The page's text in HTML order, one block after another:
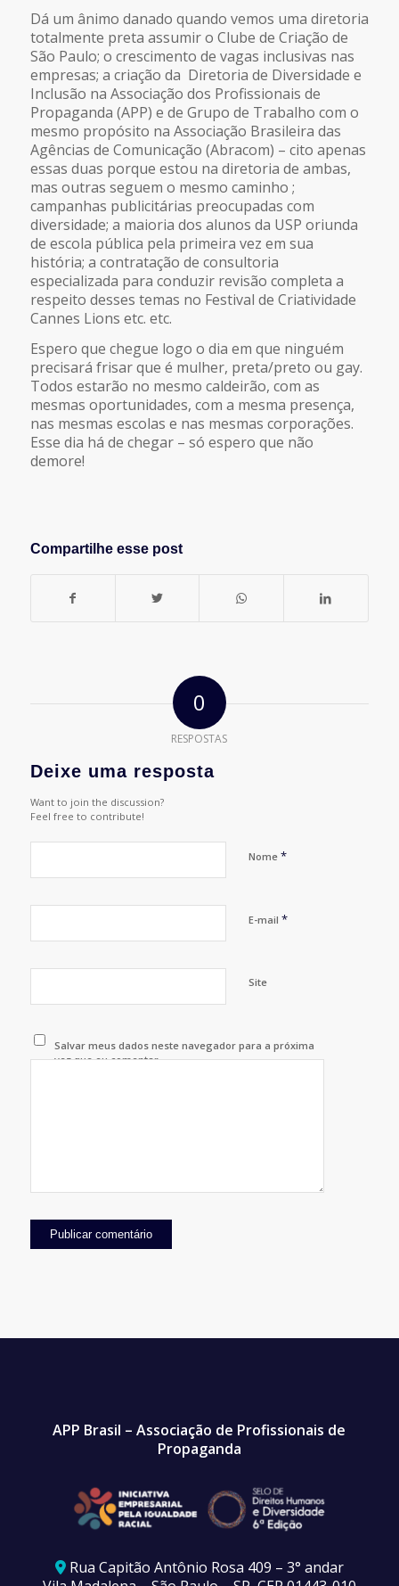
Dá um ânimo danado quando vemos uma diretoria
totalmente preta assumir o Clube de Criação de
São Paulo; o crescimento de vagas inclusivas nas
empresas; a criação da Diretoria de Diversidade e
Inclusão na Associação dos Profissionais de
Propaganda (APP) e de Grupo de Trabalho com o
mesmo propósito na Associação Brasileira das
Agências de Comunicação (Abracom) – cito apenas
essas duas porque estou na diretoria de ambas,
mas outras seguem o mesmo caminho ;
campanhas publicitárias preocupadas com
diversidade; a maioria dos alunos da USP oriunda
de escola pública pela primeira vez em sua
história; a contratação de consultoria
especializada para conduzir revisão completa a
respeito desses temas no Festival de Criatividade
Cannes Lions etc. etc.
Espero que chegue logo o dia em que ninguém
precisará frisar que é mulher, preta/preto ou gay.
Todos estarão no mesmo caldeirão, com as
mesmas oportunidades, com a mesma presença,
nas mesmas escolas e nas mesmas corporações.
Esse dia há de chegar – só espero que não
demore!
Compartilhe esse post
0
RESPOSTAS
Deixe uma resposta
Want to join the discussion?
Feel free to contribute!
Nome *
E-mail *
Site
Salvar meus dados neste navegador para a próxima
vez que eu comentar.
APP Brasil – Associação de Profissionais de
Propaganda
Rua Capitão Antônio Rosa 409 – 3° andar